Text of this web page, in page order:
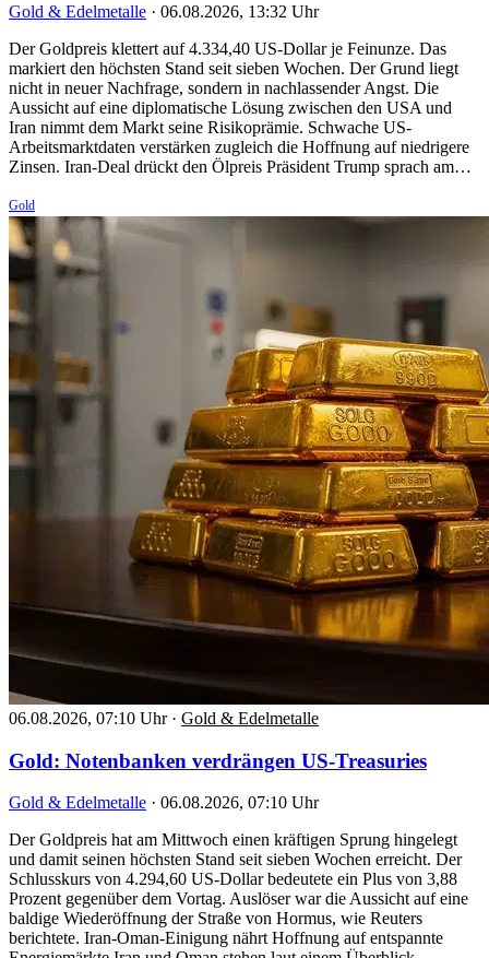
Gold & Edelmetalle · 06.08.2026, 13:32 Uhr
Der Goldpreis klettert auf 4.334,40 US-Dollar je Feinunze. Das
markiert den höchsten Stand seit sieben Wochen. Der Grund liegt
nicht in neuer Nachfrage, sondern in nachlassender Angst. Die
Aussicht auf eine diplomatische Lösung zwischen den USA und
Iran nimmt dem Markt seine Risikoprämie. Schwache US-
Arbeitsmarktdaten verstärken zugleich die Hoffnung auf niedrigere
Zinsen. Iran-Deal drückt den Ölpreis Präsident Trump sprach am…
Gold
06.08.2026, 07:10 Uhr · Gold & Edelmetalle
Gold: Notenbanken verdrängen US-Treasuries
Gold & Edelmetalle · 06.08.2026, 07:10 Uhr
Der Goldpreis hat am Mittwoch einen kräftigen Sprung hingelegt
und damit seinen höchsten Stand seit sieben Wochen erreicht. Der
Schlusskurs von 4.294,60 US-Dollar bedeutete ein Plus von 3,88
Prozent gegenüber dem Vortag. Auslöser war die Aussicht auf eine
baldige Wiederöffnung der Straße von Hormus, wie Reuters
berichtete. Iran-Oman-Einigung nährt Hoffnung auf entspannte